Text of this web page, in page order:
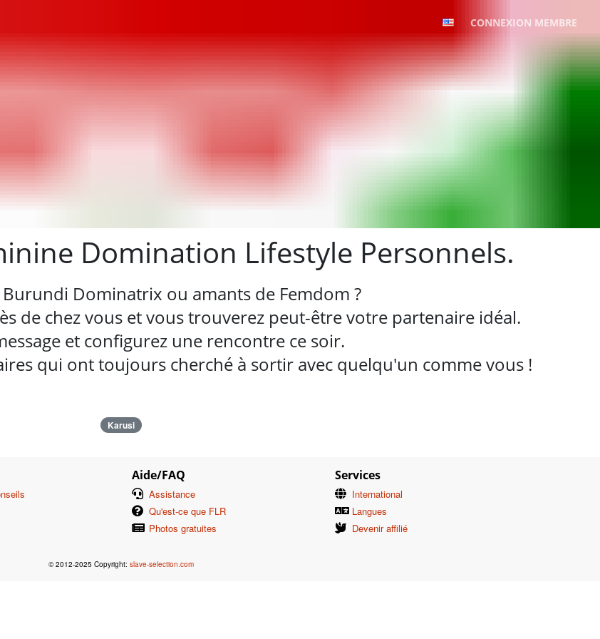
CONNEXION MEMBRE
Domination Lifestyle Personnels.
Dominatrix ou amants de Femdom ?
de chez vous et vous trouverez peut-être votre partenaire idéal.
et configurez une rencontre ce soir.
qui ont toujours cherché à sortir avec quelqu'un comme vous !
Karusi
Aide/FAQ
Assistance
Qu'est-ce que FLR
Photos gratuites
Services
International
Langues
Devenir affilié
© 2012-2025 Copyright: slave-selection.com